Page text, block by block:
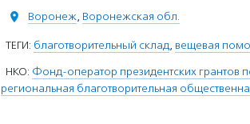
Воронеж, Воронежская обл.
ТЕГИ: благотворительный склад, вещевая
НКО: Фонд-оператор президентских грантов
региональная благотворительная